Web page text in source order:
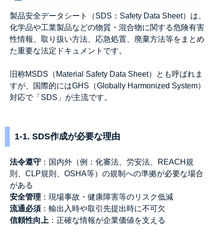
製品安全データシート（SDS：Safety Data Sheet）は、
化学品や工業製品などの物質・混合物に関する危険有害
性情報、取り扱い方法、応急処置、廃棄方法等をまとめ
た重要な法定ドキュメントです。
旧称MSDS（Material Safety Data Sheet）とも呼ばれま
すが、国際的にはGHS（Globally Harmonized System）
対応で「SDS」が主流です。
1-1. SDS作成が必要な理由
法令遵守 ：国内外（例：化審法、労安法、REACH規
則、CLP規則、OSHA等）の規制への準拠が必要な場合
がある
安全管理 ：現場事故・健康障害等のリスク低減
流通必須 ：輸出入時や取引先提出時に不可欠
信頼性向上 ：正確な情報が企業価値を支える